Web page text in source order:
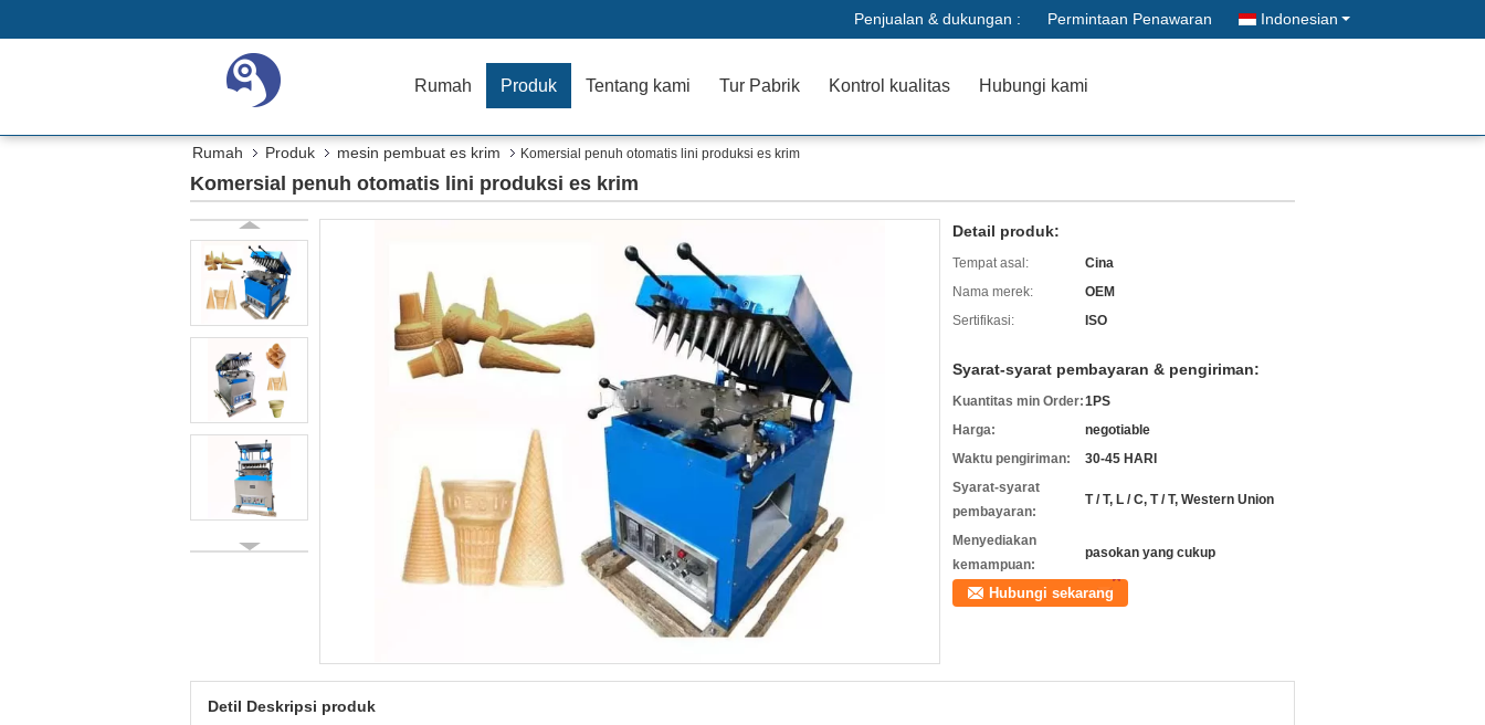
Penjualan & dukungan : Permintaan Penawaran Indonesian
Rumah Produk Tentang kami Tur Pabrik Kontrol kualitas Hubungi kami
Rumah Produk mesin pembuat es krim Komersial penuh otomatis lini produksi es krim
Komersial penuh otomatis lini produksi es krim
Detail produk:
Tempat asal:
Cina
Nama merek:
OEM
Sertifikasi:
ISO
Syarat-syarat pembayaran & pengiriman:
Kuantitas min Order:1PS
Harga:
negotiable
Waktu pengiriman:
30-45 HARI
Syarat-syarat
pembayaran:
T / T, L / C, T / T, Western Union
Menyediakan
kemampuan:
pasokan yang cukup
Hubungi sekarang
Detil Deskripsi produk